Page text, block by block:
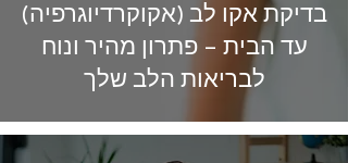
בדיקת אקו לב (אקוקרדיוגרפיה)
עד הבית – פתרון מהיר ונוח
לבריאות הלב שלך